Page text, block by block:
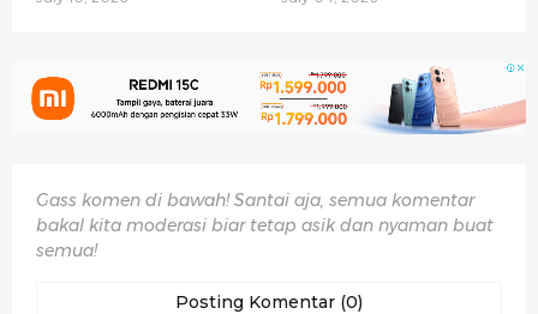
Gass komen di bawah! Santai aja, semua komentar
bakal kita moderasi biar tetap asik dan nyaman buat
semua!
Posting Komentar (0)